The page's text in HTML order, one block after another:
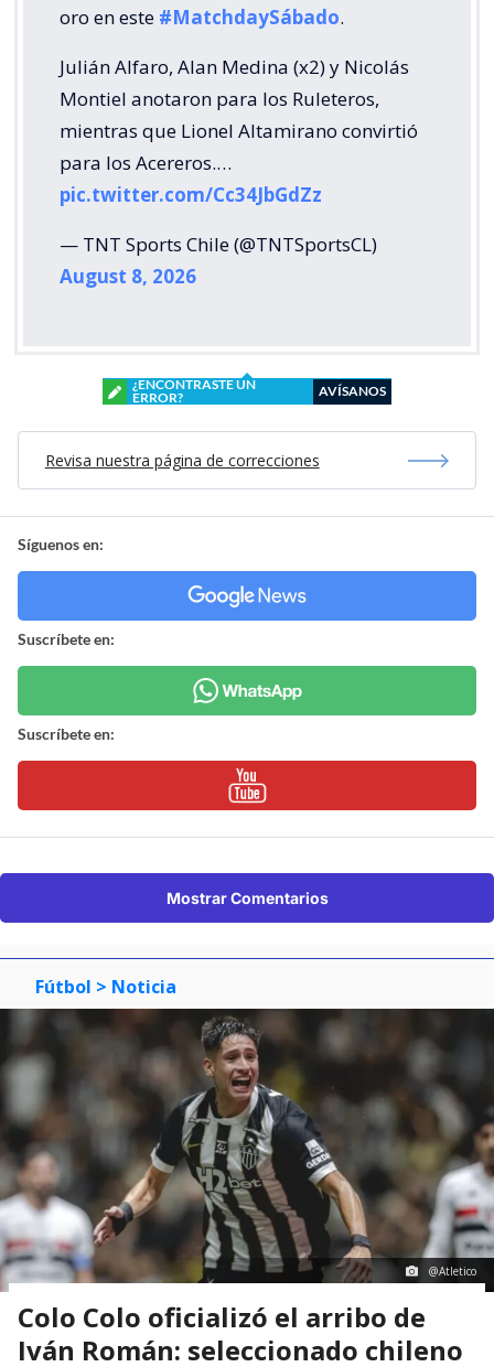
oro en este #MatchdaySábado.
Julián Alfaro, Alan Medina (x2) y Nicolás
Montiel anotaron para los Ruleteros,
mientras que Lionel Altamirano convirtió
para los Acereros.…
pic.twitter.com/Cc34JbGdZz
— TNT Sports Chile (@TNTSportsCL)
August 8, 2026
¿ENCONTRASTE UN
ERROR?
AVÍSANOS
Revisa nuestra página de correcciones
Síguenos en:
Suscríbete en:
Suscríbete en:
Mostrar Comentarios
Fútbol > Noticia
@Atletico
Colo Colo oficializó el arribo de
Iván Román: seleccionado chileno